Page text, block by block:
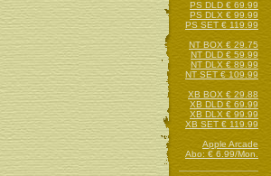
PS DLD € 69.99
PS DLX € 99.99
PS SET € 119.99
NT BOX € 29.75
NT DLD € 59.99
NT DLX € 89.99
NT SET € 109.99
XB BOX € 29.88
XB DLD € 69.99
XB DLX € 99.99
XB SET € 119.99
Apple Arcade
Abo: € 6.99/Mon.